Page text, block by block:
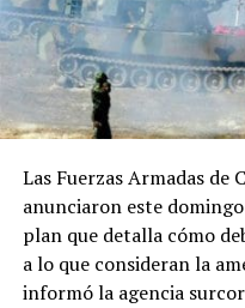
Las Fuerzas Armadas de
anunciaron este
plan que detalla cómo
a lo que consideran la
informó la agencia